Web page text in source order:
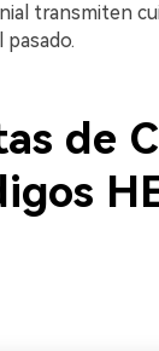
transmiten
de